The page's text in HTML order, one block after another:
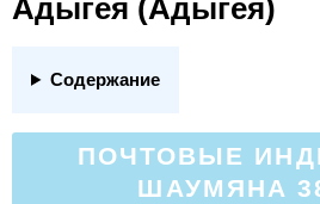
Адыгея (Адыгея)
Содержание
ПОЧТОВЫЕ
ШАУМЯНА